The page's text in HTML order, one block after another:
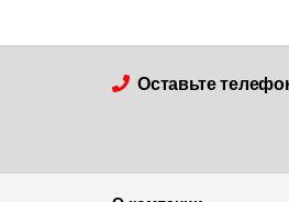
Оставьте